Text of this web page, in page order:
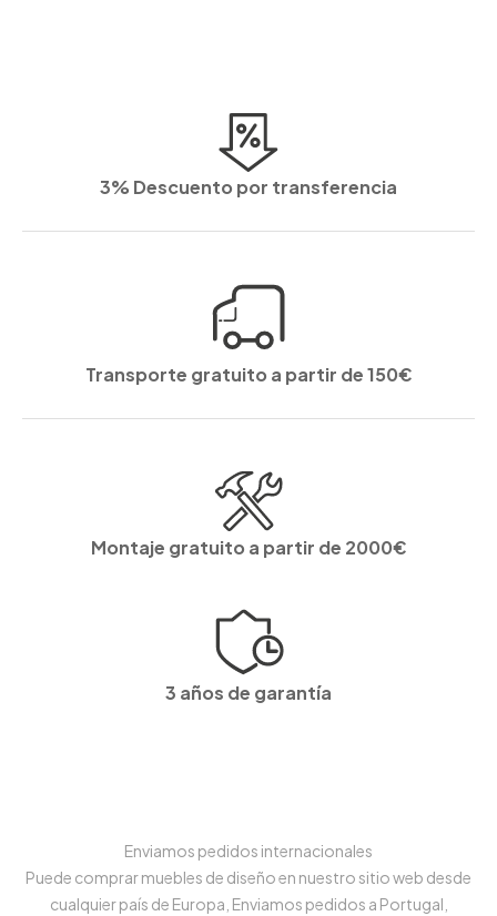
3% Descuento por transferencia
Transporte gratuito a partir de 150€
Montaje gratuito a partir de 2000€
3 años de garantía
Enviamos pedidos internacionales
Puede comprar muebles de diseño en nuestro sitio web desde
cualquier país de Europa, Enviamos pedidos a Portugal,